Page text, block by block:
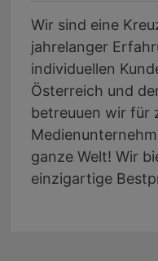
Wir sind eine
jahrelanger
individuellen
Österreich und
betreuuen wir für
ganze Welt! Wir
einzigartige